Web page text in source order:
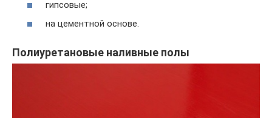
гипсовые;
на цементной основе.
Полиуретановые наливные полы